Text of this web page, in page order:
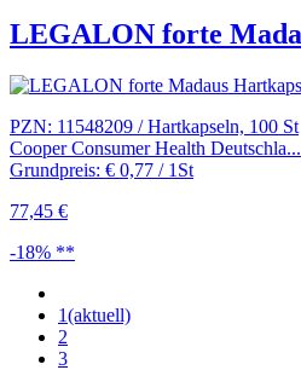
LEGALON forte
PZN: 11548209 / Hartkapseln, 100 St
Cooper Consumer Health Deutschla...
Grundpreis: € 0,77 / 1St
77,45 €
-18% **
1(aktuell)
2
3